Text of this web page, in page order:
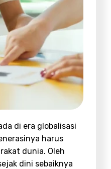
di era globalisasi
harus
dunia. Oleh
dini sebaiknya